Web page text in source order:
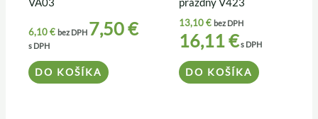
6,10€ bez DPH 7,50€
s DPH
DO KOŠÍKA
13,10€ bez DPH
16,11€s DPH
DO KOŠÍKA